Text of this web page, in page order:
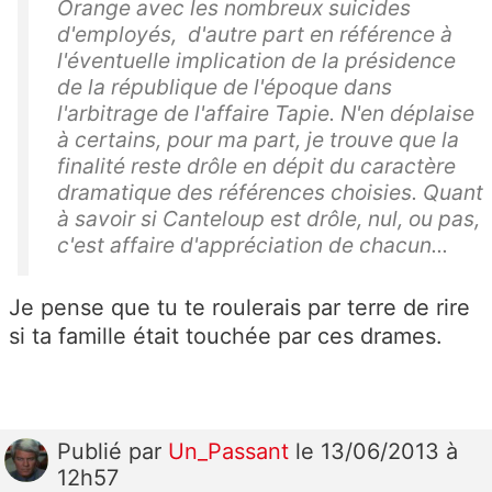
Orange avec les nombreux suicides
d'employés, d'autre part en référence à
l'éventuelle implication de la présidence
de la république de l'époque dans
l'arbitrage de l'affaire Tapie. N'en déplaise
à certains, pour ma part, je trouve que la
finalité reste drôle en dépit du caractère
dramatique des références choisies. Quant
à savoir si Canteloup est drôle, nul, ou pas,
c'est affaire d'appréciation de chacun...
Je pense que tu te roulerais par terre de rire
si ta famille était touchée par ces drames.
Publié par Un_Passant le 13/06/2013 à
12h57